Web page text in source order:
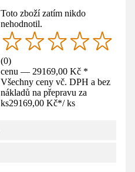
Toto zboží zatím nikdo
nehodnotil.
(0)
cenu — 29169,00 Kč *
Všechny ceny vč. DPH a bez
nákladů na přepravu za
ks29169,00 Kč*/ ks